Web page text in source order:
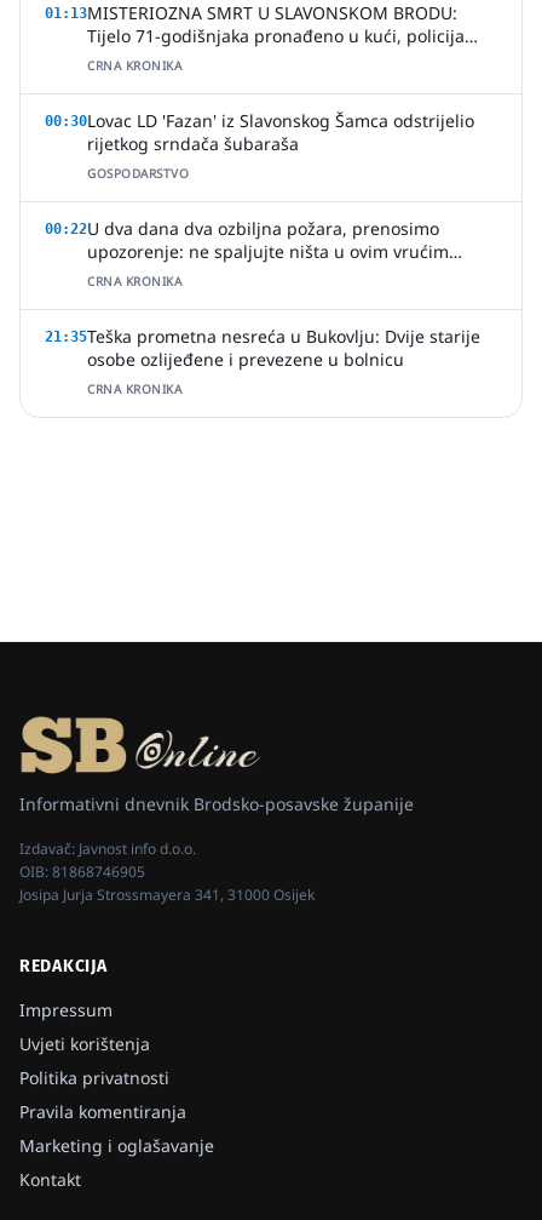
01:13MISTERIOZNA SMRT U SLAVONSKOM BRODU:
Tijelo 71-godišnjaka pronađeno u kući, policija
uhitila jednu osobu
CRNA KRONIKA
00:30Lovac LD 'Fazan' iz Slavonskog Šamca odstrijelio
rijetkog srndača šubaraša
GOSPODARSTVO
00:22U dva dana dva ozbiljna požara, prenosimo
upozorenje: ne spaljujte ništa u ovim vrućim
ljetnim danima
CRNA KRONIKA
21:35Teška prometna nesreća u Bukovlju: Dvije starije
osobe ozlijeđene i prevezene u bolnicu
CRNA KRONIKA
Informativni dnevnik Brodsko-posavske županije
Izdavač: Javnost info d.o.o.
OIB:81868746905
Josipa Jurja Strossmayera 341, 31000 Osijek
REDAKCIJA
Impressum
Uvjeti korištenja
Politika privatnosti
Pravila komentiranja
Marketing i oglašavanje
Kontakt